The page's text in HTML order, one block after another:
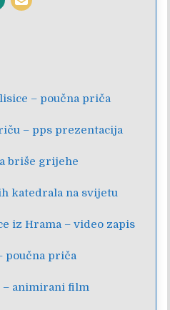
– poučna priča
– pps prezentacija
briše grijehe
katedrala na svijetu
iz Hrama – video zapis
poučna priča
– animirani film